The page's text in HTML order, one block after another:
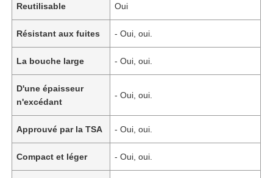
Reutilisable Oui
Résistant aux fuites - Oui, oui.
La bouche large - Oui, oui.
D'une épaisseur
n'excédant
- Oui, oui.
Approuvé par la TSA - Oui, oui.
Compact et léger - Oui, oui.